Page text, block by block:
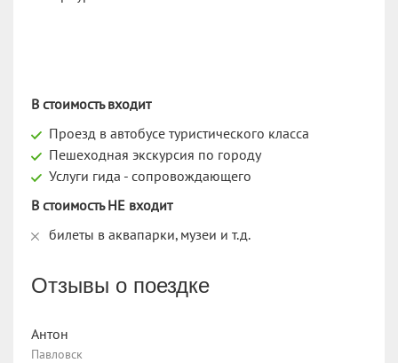
В стоимость входит
Проезд в автобусе туристического класса
Пешеходная экскурсия по городу
Услуги гида - сопровождающего
В стоимость НЕ входит
билеты в аквапарки, музеи и т.д.
Отзывы о поездке
Антон
Павловск